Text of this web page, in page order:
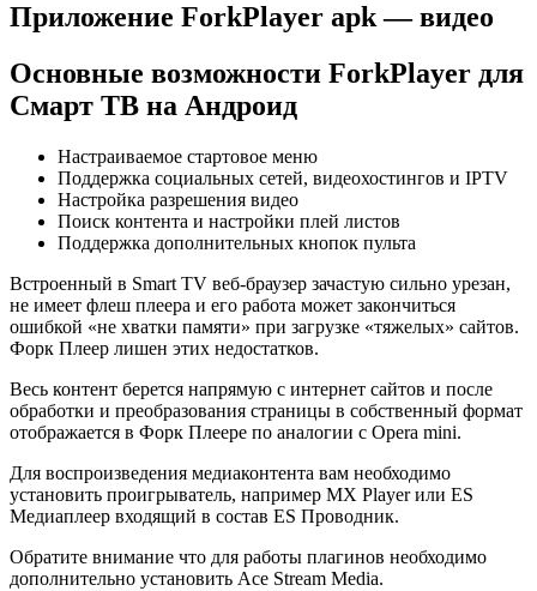
Приложение ForkPlayer apk — видео
Основные возможности ForkPlayer для
Смарт ТВ на Андроид
Настраиваемое стартовое меню
Поддержка социальных сетей, видеохостингов и IPTV
Настройка разрешения видео
Поиск контента и настройки плей листов
Поддержка дополнительных кнопок пульта
Встроенный в Smart TV веб-браузер зачастую сильно урезан,
не имеет флеш плеера и его работа может закончиться
ошибкой «не хватки памяти» при загрузке «тяжелых» сайтов.
Форк Плеер лишен этих недостатков.
Весь контент берется напрямую с интернет сайтов и после
обработки и преобразования страницы в собственный формат
отображается в Форк Плеере по аналогии с Opera mini.
Для воспроизведения медиаконтента вам необходимо
установить проигрыватель, например MX Player или ES
Медиаплеер входящий в состав ES Проводник.
Обратите внимание что для работы плагинов необходимо
дополнительно установить Ace Stream Media.